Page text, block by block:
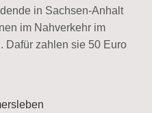
in Sachsen-Anhalt
im Nahverkehr im
Dafür zahlen sie 50 Euro